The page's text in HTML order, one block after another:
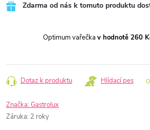
Zdarma od nás k tomuto produktu
Optimum vařečka v hodnotě 260
Dotaz k produktu Hlídací pes
Značka:Gastrolux
Záruka: 2 roky